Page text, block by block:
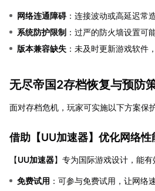
网络连通障碍：连接波动或高延迟常
系统防护限制 ：过严的防火墙设置可
版本兼容缺失 ：未及时更新游戏软件
无尽帝国2存档恢复与预防
面对存档危机，玩家可实施以下方案保
借助【UU加速器】优化网络性
【UU加速器】专为国际游戏设计，能有
免费试用 ：可参与免费试用，让网络